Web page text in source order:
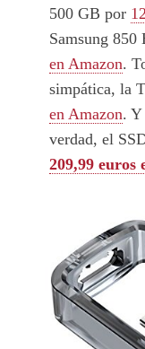
500 GB por
Samsung
en Amazon.
simpática, la
en Amazon. Y
verdad, el
209,99 euros